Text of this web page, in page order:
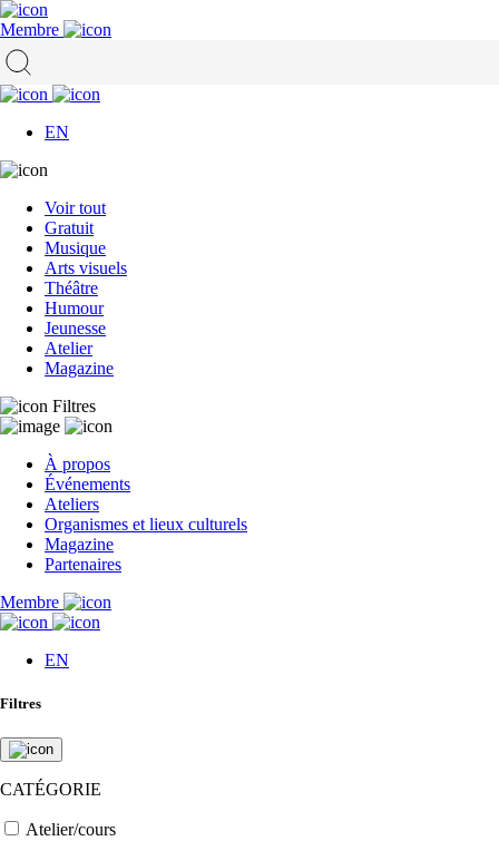
Membre
EN
Voir tout
Gratuit
Musique
Arts visuels
Théâtre
Humour
Jeunesse
Atelier
Magazine
Filtres
À propos
Événements
Ateliers
Organismes et lieux culturels
Magazine
Partenaires
Membre
EN
Filtres
CATÉGORIE
Atelier/cours